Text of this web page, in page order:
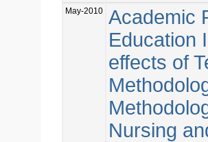
May-2010 Academic
Education
effects of
Nursing